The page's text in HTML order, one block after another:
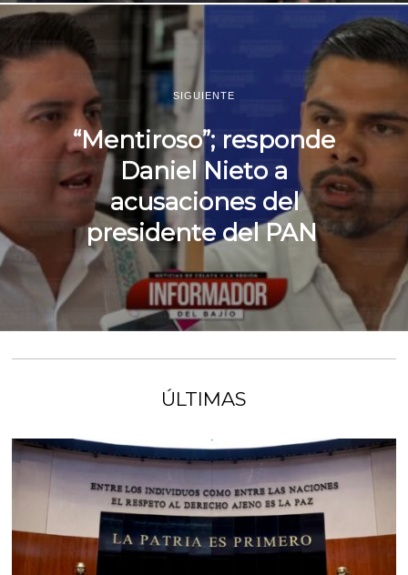
SIGUIENTE
“Mentiroso”; responde
Daniel Nieto a
acusaciones del
presidente del PAN
ÚLTIMAS